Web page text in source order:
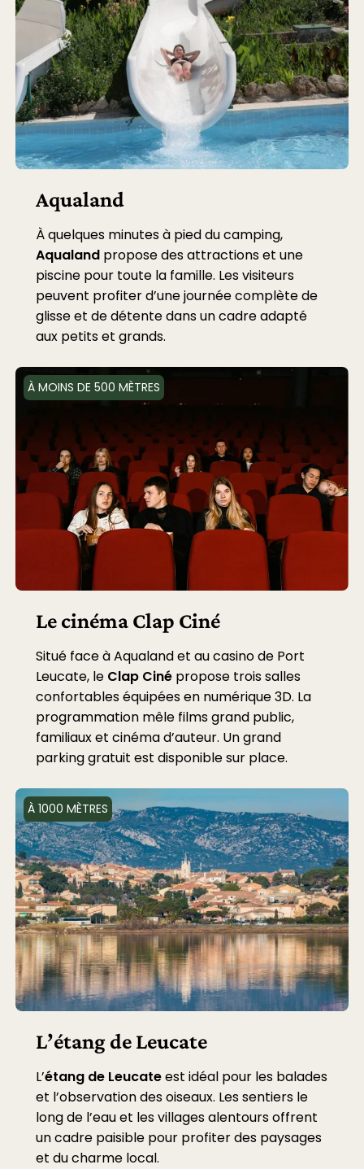
Aqualand
À quelques minutes à pied du camping,
Aqualandpropose des attractions et une
piscine pour toute la famille. Les visiteurs
peuvent profiter d’une journée complète de
glisse et de détente dans un cadre adapté
aux petits et grands.
À MOINS DE 500 MÈTRES
Le cinéma Clap Ciné
Situé face à Aqualand et au casino de Port
Leucate, le Clap Cinépropose trois salles
confortables équipées en numérique 3D. La
programmation mêle films grand public,
familiaux et cinéma d’auteur. Un grand
parking gratuit est disponible sur place.
À 1000 MÈTRES
L’étang de Leucate
L’étang de Leucateest idéal pour les balades
et l’observation des oiseaux. Les sentiers le
long de l’eau et les villages alentours offrent
un cadre paisible pour profiter des paysages
et du charme local.